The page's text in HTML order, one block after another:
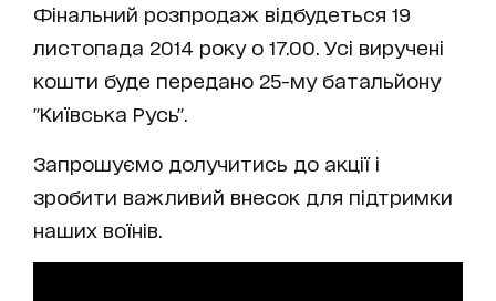
Фінальний розпродаж відбудеться 19
листопада 2014 року о 17.00. Усі виручені
кошти буде передано 25-му батальйону
"Київська Русь".
Запрошуємо долучитись до акції і
зробити важливий внесок для підтримки
наших воїнів.